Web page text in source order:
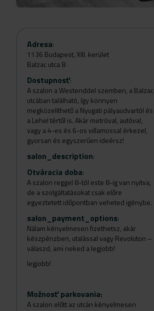
Adresa:
1136 Budapest, XIII. kerület
Balzac utca 8
Dostupnosť:
A szalon a Westenddel szemben, a Balzac
utcában található, így könnyen
megközelíthető a Nyugati pályaudvartól és
a Lehel tértől is. Akár metróval, autóval,
vagy a 4-es és 6-os villamossal érkezel,
gyorsan és egyszerűen ideérsz!
salon_description:
Otváracia doba:
A szalon reggel 8-tól este 8-ig van nyitva,
de a szolgáltatásokat csak előre
egyeztetett időpontban veheted igénybe.
salon_payment_options:
Nálam kényelmesen fizethetsz, akár
készpénzben, utalással vagy Revoluton –
válaszd, ami neked a legjobb!
legjobb!
Možnosť parkovania:
A szalon előtt az utcán kényelmesen